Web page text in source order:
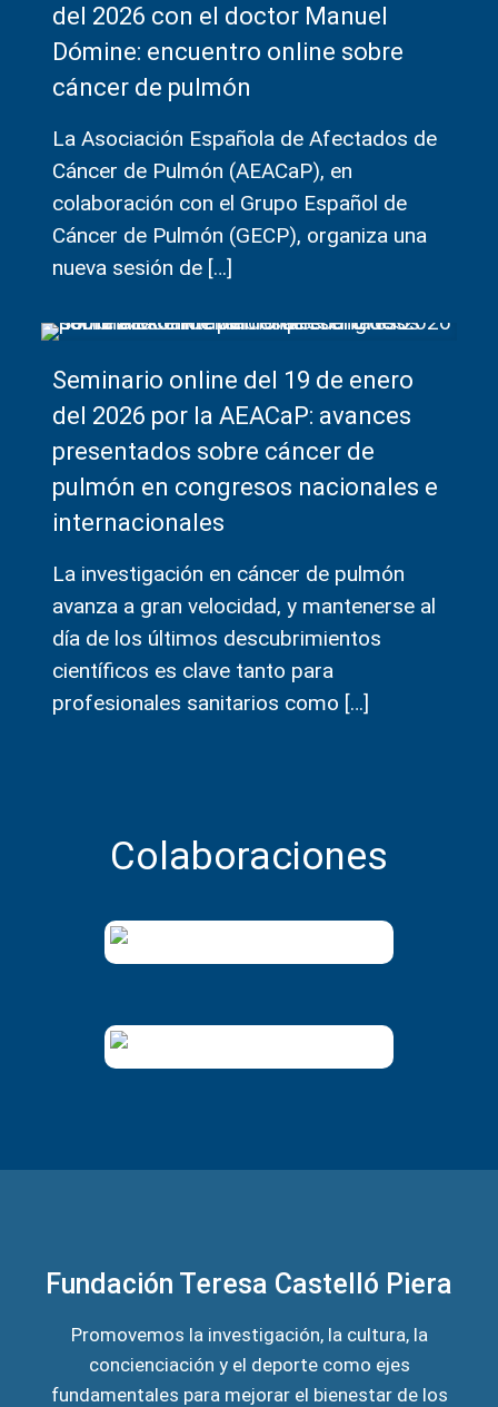
del 2026 con el doctor Manuel
Dómine: encuentro online sobre
cáncer de pulmón
La Asociación Española de Afectados de
Cáncer de Pulmón (AEACaP), en
colaboración con el Grupo Español de
Cáncer de Pulmón (GECP), organiza una
nueva sesión de[…]
Seminario online del 19 de enero
del 2026 por la AEACaP: avances
presentados sobre cáncer de
pulmón en congresos nacionales e
internacionales
La investigación en cáncer de pulmón
avanza a gran velocidad, y mantenerse al
día de los últimos descubrimientos
científicos es clave tanto para
profesionales sanitarios como […]
Colaboraciones
Fundación Teresa Castelló Piera
Promovemos la investigación, la cultura, la
concienciación y el deporte como ejes
fundamentales para mejorar el bienestar de los